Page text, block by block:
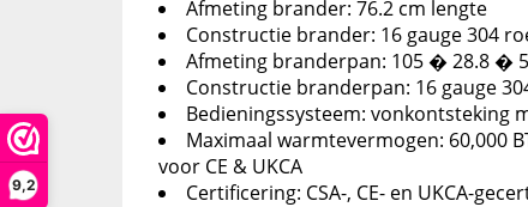
9,2
Afmeting brander: 76.2 cm lengte
Constructie brander: 16 gauge 304
Afmeting branderpan: 105 � 28.8 �
Constructie branderpan: 16 gauge
Bedieningssysteem: vonkontsteking
Maximaal warmtevermogen: 60,000
voor CE & UKCA
Certificering: CSA-, CE- en UKCA-